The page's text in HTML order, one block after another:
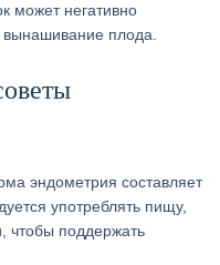
может негативно
вынашивание плода.
эндометрия составляет
употреблять пищу,
чтобы поддержать